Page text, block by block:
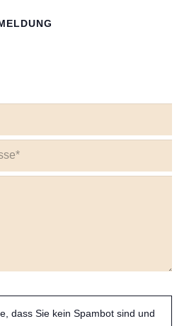
dass Sie kein Spambot sind und